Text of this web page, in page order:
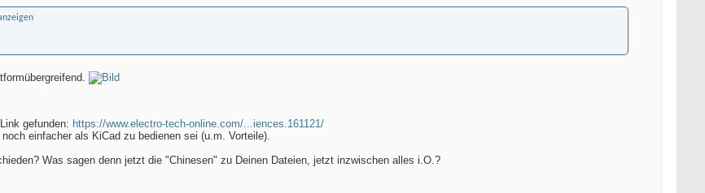
gefunden: https://www.electro-tech-online.com/...iences.161121/
einfacher als KiCad zu bedienen sei (u.m. Vorteile).
Was sagen denn jetzt die "Chinesen" zu Deinen Dateien, jetzt inzwischen alles i.O.?